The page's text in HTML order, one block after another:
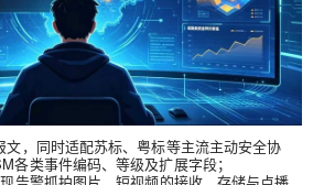
，同时适配苏标、粤标等主流主动安全协
各类事件编码、等级及扩展字段；